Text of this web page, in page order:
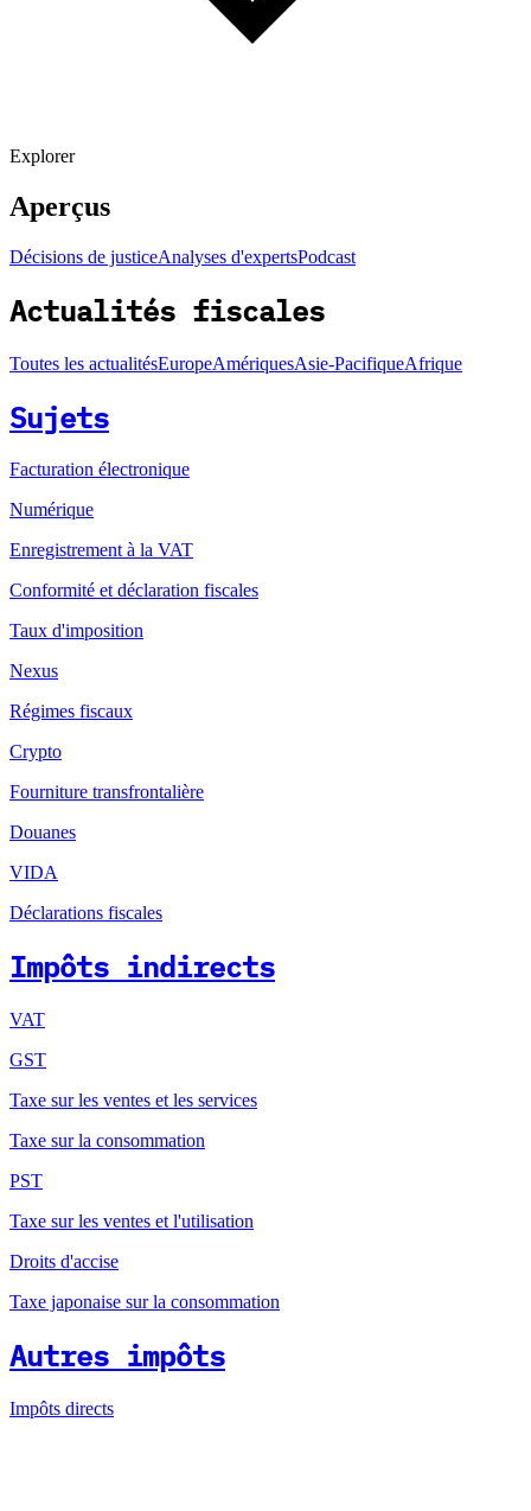
Explorer
Aperçus
Décisions de justiceAnalyses d'expertsPodcast
Actualités fiscales
Toutes les actualitésEuropeAmériquesAsie-PacifiqueAfrique
Sujets
Facturation électronique
Numérique
Enregistrement à la VAT
Conformité et déclaration fiscales
Taux d'imposition
Nexus
Régimes fiscaux
Crypto
Fourniture transfrontalière
Douanes
VIDA
Déclarations fiscales
Impôts indirects
VAT
GST
Taxe sur les ventes et les services
Taxe sur la consommation
PST
Taxe sur les ventes et l'utilisation
Droits d'accise
Taxe japonaise sur la consommation
Autres impôts
Impôts directs